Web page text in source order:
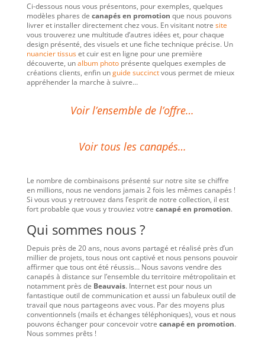
Ci-dessous nous vous présentons, pour exemples, quelques
modèles phares de canapés en promotion que nous pouvons
livrer et installer directement chez vous. En visitant notre site
vous trouverez une multitude d’autres idées et, pour chaque
design présenté, des visuels et une fiche technique précise. Un
nuancier tissuset cuir est en ligne pour une première
découverte, unalbum photoprésente quelques exemples de
créations clients, enfin unguide succinctvous permet de mieux
appréhender la marche à suivre…
Voir l’ensemble de l’offre…
Voir tous les canapés…
Le nombre de combinaisons présenté sur notre site se chiffre
en millions, nous ne vendons jamais 2 fois les mêmes canapés !
Si vous vous y retrouvez dans l’esprit de notre collection, il est
fort probable que vous y trouviez votre canapé en promotion.
Qui sommes nous ?
Depuis près de 20 ans, nous avons partagé et réalisé près d’un
millier de projets, tous nous ont captivé et nous pensons pouvoir
affirmer que tous ont été réussis… Nous savons vendre des
canapés à distance sur l’ensemble du territoire métropolitain et
notamment près de Beauvais. Internet est pour nous un
fantastique outil de communication et aussi un fabuleux outil de
travail que nous partageons avec vous. Par des moyens plus
conventionnels (mails et échanges téléphoniques), vous et nous
pouvons échanger pour concevoir votre canapé en promotion.
Nous sommes prêts !